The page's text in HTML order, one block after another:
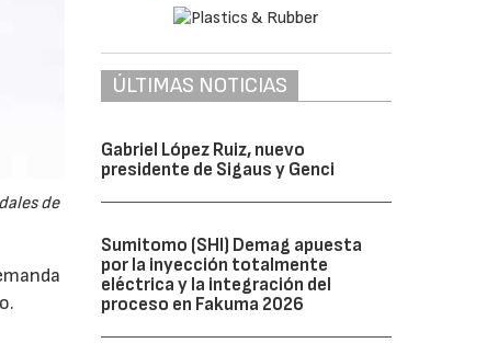
de
ÚLTIMAS NOTICIAS
Gabriel López Ruiz, nuevo
presidente de Sigaus y Genci
Sumitomo (SHI) Demag apuesta
por la inyección totalmente
eléctrica y la integración del
proceso en Fakuma 2026